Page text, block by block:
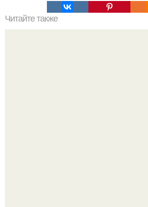
Читайте также